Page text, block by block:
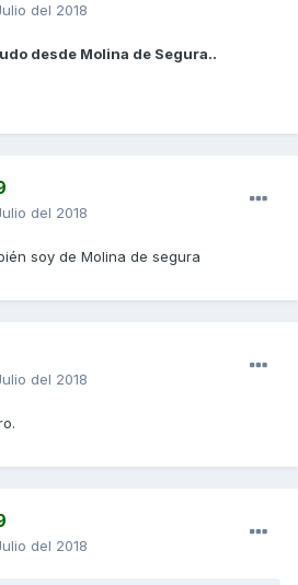
del 2018
desde Molina de Segura..
del 2018
soy de Molina de segura
del 2018
del 2018